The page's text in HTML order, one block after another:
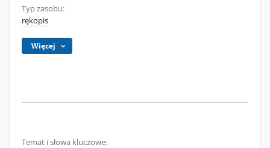
Typ zasobu:
rękopis
Więcej
Temat i słowa kluczowe: